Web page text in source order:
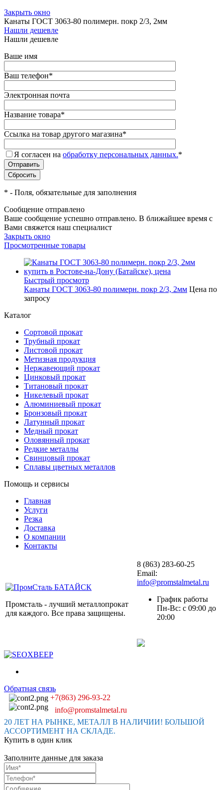
Закрыть окно
Канаты ГОСТ 3063-80 полимерн. покр 2/3, 2мм
Нашли дешевле
Нашли дешевле
Ваше имя
Ваш телефон*
Электронная почта
Название товара*
Ссылка на товар другого магазина*
Я согласен на обработку персональных данных.*
* - Поля, обязательные для заполнения
Сообщение отправлено
Ваше сообщение успешно отправлено. В ближайшее время с
Вами свяжется наш специалист
Закрыть окно
Просмотренные товары
Быстрый просмотр
Канаты ГОСТ 3063-80 полимерн. покр 2/3, 2мм Цена по
запросу
Каталог
Сортовой прокат
Трубный прокат
Листовой прокат
Метизная продукция
Нержавеющий прокат
Цинковый прокат
Титановый прокат
Никелевый прокат
Алюминиевый прокат
Бронзовый прокат
Латунный прокат
Медный прокат
Оловянный прокат
Редкие металлы
Свинцовый прокат
Сплавы цветных металлов
Помощь и сервисы
Главная
Услуги
Резка
Доставка
О компании
Контакты
Промсталь - лучший металлопрокат
для каждого. Все права защищены.
8 (863) 283-60-25
Email:
info@promstalmetal.ru
График работы
Пн-Вс: с 09:00 до
20:00
Обратная связь
+7(863) 296-93-22
info@promstalmetal.ru
20 ЛЕТ НА РЫНКЕ, МЕТАЛЛ В НАЛИЧИИ! БОЛЬШОЙ
АССОРТИМЕНТ НА СКЛАДЕ.
Купить в один клик
Заполните данные для заказа